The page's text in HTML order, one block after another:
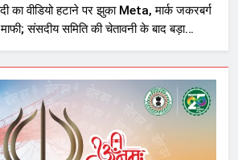
का वीडियो हटाने पर झुका Meta, मार्क जकरबर्ग
संसदीय समिति की चेतावनी के बाद बड़ा